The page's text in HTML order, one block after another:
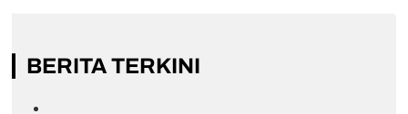
BERITA TERKINI